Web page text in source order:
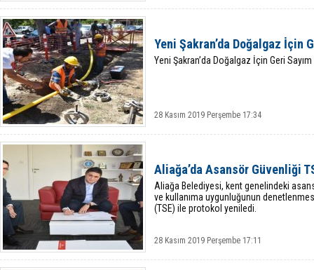
Yeni Şakran’da Doğalgaz İçin
Yeni Şakran’da Doğalgaz İçin Geri Sayım
28 Kasım 2019 Perşembe 17:34
Aliağa’da Asansör Güvenliği
Aliağa Belediyesi, kent genelindeki
ve kullanıma uygunluğunun
(TSE) ile protokol yeniledi.
28 Kasım 2019 Perşembe 17:11